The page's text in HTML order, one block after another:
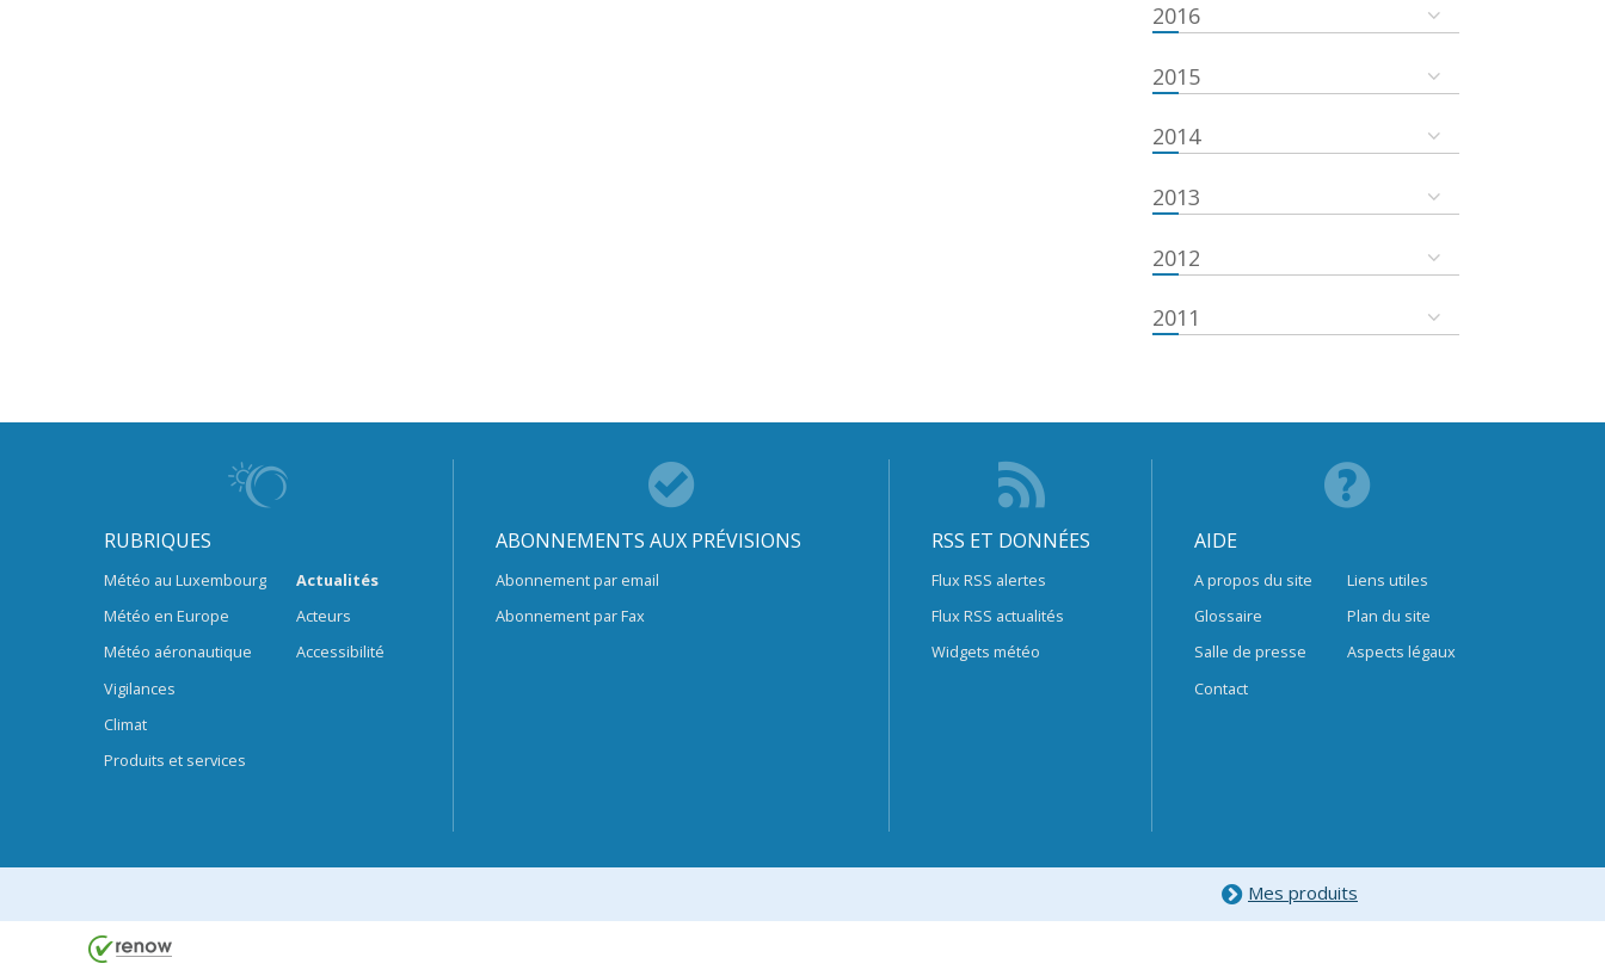
2016
2015
2014
2013
2012
2011
RUBRIQUES
Météo au Luxembourg
Météo en Europe
Météo aéronautique
Vigilances
Climat
Produits et services
Actualités
Acteurs
Accessibilité
ABONNEMENTS AUX PRÉVISIONS
Abonnement par email
Abonnement par Fax
RSS ET DONNÉES
Flux RSS alertes
Flux RSS actualités
Widgets météo
AIDE
A propos du site
Glossaire
Salle de presse
Contact
Liens utiles
Plan du site
Aspects légaux
Mes produits